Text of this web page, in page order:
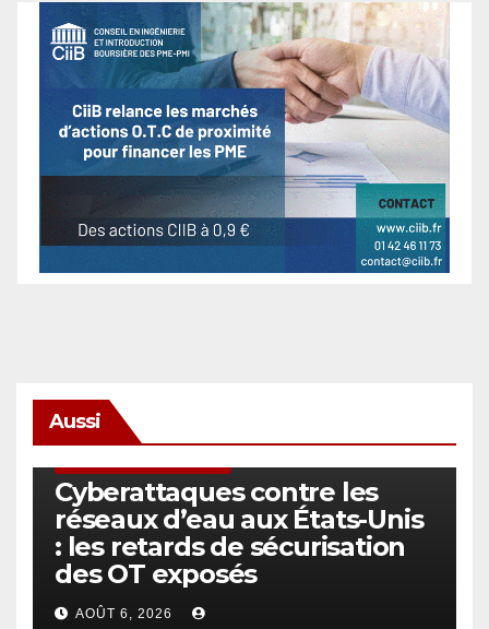
Aussi
Cyberattaques contre les
réseaux d’eau aux États-Unis
: les retards de sécurisation
des OT exposés
AOÛT 6, 2026